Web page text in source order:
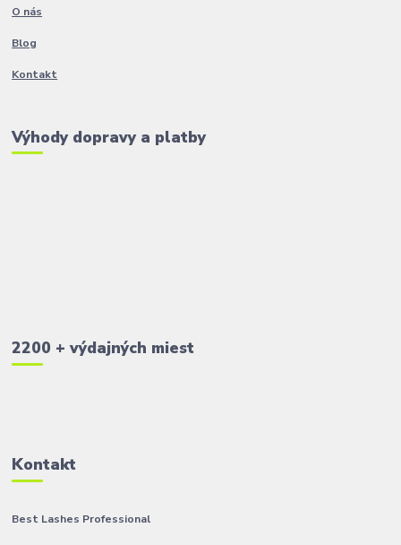
O nás
Blog
Kontakt
Výhody dopravy a platby
2200 + výdajných miest
Kontakt
Best Lashes Professional